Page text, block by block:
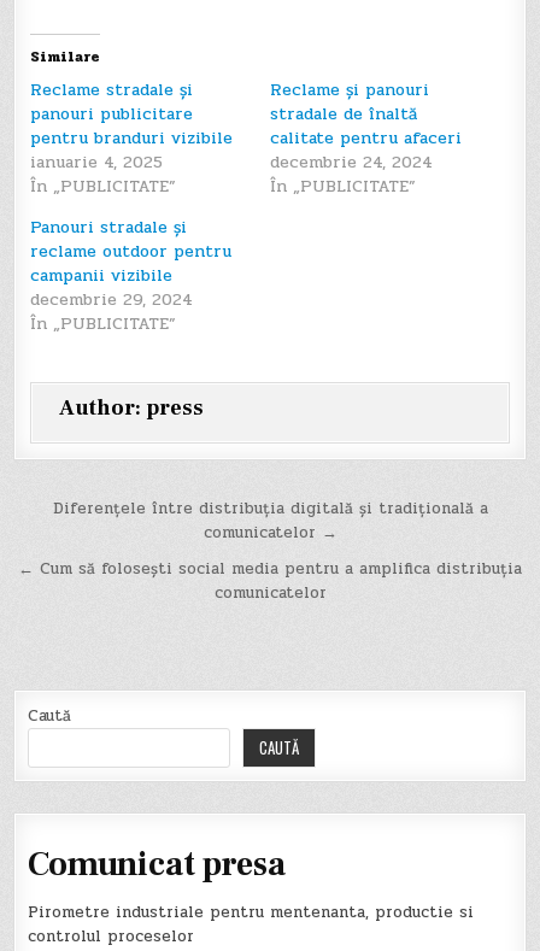
Similare
Reclame stradale și
panouri publicitare
pentru branduri vizibile
ianuarie 4, 2025
În „PUBLICITATE”
Reclame și panouri
stradale de înaltă
calitate pentru afaceri
decembrie 24, 2024
În „PUBLICITATE”
Panouri stradale și
reclame outdoor pentru
campanii vizibile
decembrie 29, 2024
În „PUBLICITATE”
Author: press
Navigare
articole
Diferențele între distribuția digitală și tradițională a
comunicatelor →
← Cum să folosești social media pentru a amplifica distribuția
comunicatelor
Caută
CAUTĂ
Comunicat presa
Pirometre industriale pentru mentenanta, productie si
controlul proceselor